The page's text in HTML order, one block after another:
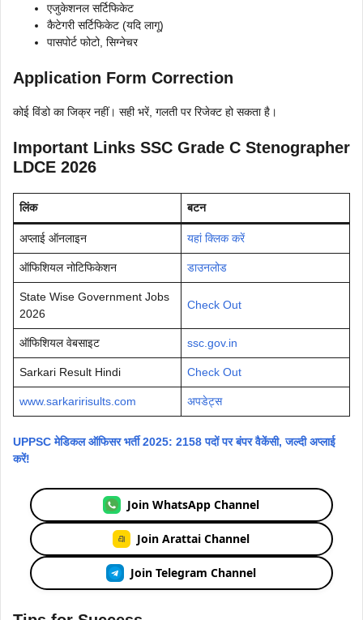
एजुकेशनल सर्टिफिकेट
कैटेगरी सर्टिफिकेट (यदि लागू)
पासपोर्ट फोटो, सिग्नेचर
Application Form Correction
कोई विंडो का जिक्र नहीं। सही भरें, गलती पर रिजेक्ट हो सकता है।
Important Links SSC Grade C Stenographer
LDCE 2026
लिंक बटन
अप्लाई ऑनलाइन यहां क्लिक करें
ऑफिशियल नोटिफिकेशन डाउनलोड
State Wise Government Jobs
2026
Check Out
ऑफिशियल वेबसाइट ssc.gov.in
Sarkari Result Hindi Check Out
www.sarkaririsults.com अपडेट्स
UPPSC मेडिकल ऑफिसर भर्ती 2025: 2158 पदों पर बंपर वैकेंसी, जल्दी अप्लाई
करें!
Join WhatsApp Channel
Join Arattai Channel
Join Telegram Channel